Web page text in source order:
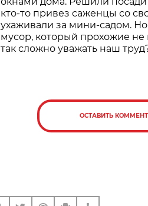
кто-то привез саженцы со
ухаживали за мини-садом.
мусор, который прохожие
так сложно уважать наш
ОСТАВИТЬ